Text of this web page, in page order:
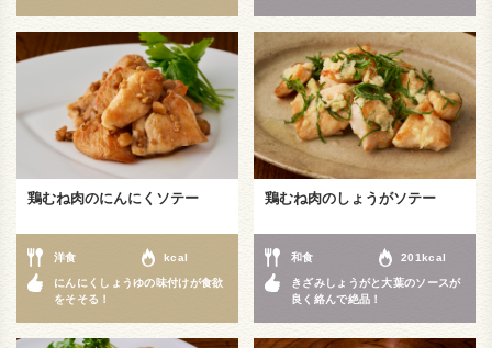
鶏むね肉のにんにくソテー
洋食 kcal
にんにくしょうゆの味付けが食欲
をそそる！
鶏むね肉のしょうがソテー
和食 201kcal
きざみしょうがと大葉のソースが
良く絡んで絶品！